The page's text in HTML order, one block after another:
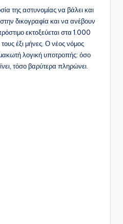
της αστυνομίας να βάλει και
δικογραφία και να ανέβουν
εκτοξεύεται στα 1.000
έξι μήνες. Ο νέος νόμος
λογική υποτροπής: όσο
τόσο βαρύτερα πληρώνει.